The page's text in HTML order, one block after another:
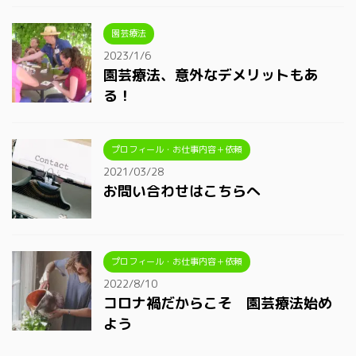
園芸療法
2023/1/6
園芸療法、意外なデメリットもあ
る！
プロフィール・お仕事内容＋依頼
2021/03/28
お問い合わせはこちらへ
プロフィール・お仕事内容＋依頼
2022/8/10
コロナ禍だからこそ 園芸療法始め
よう